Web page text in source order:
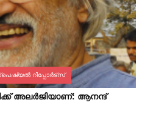
റിപ്പോര്‍ട്സ്
അലർജിയാണ്: ആനന്ദ്